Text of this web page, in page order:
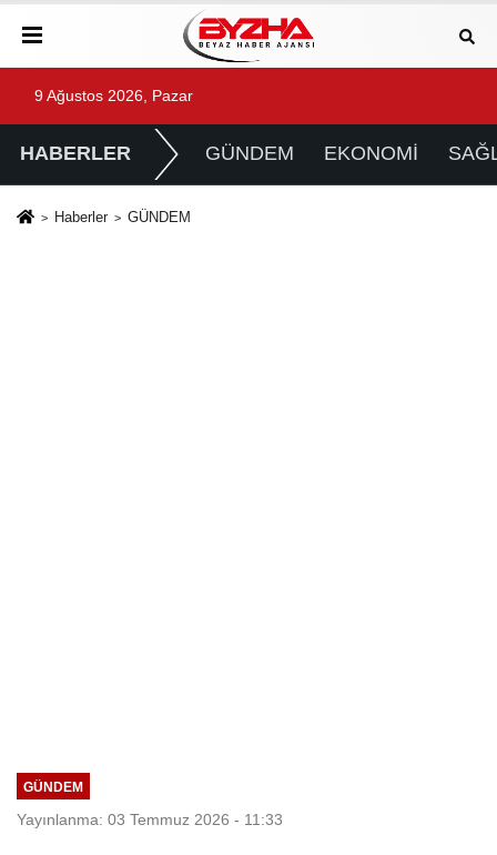
9 Ağustos 2026, Pazar
HABERLER GÜNDEM EKONOMİ
Haberler GÜNDEM
GÜNDEM
Yayınlanma: 03 Temmuz 2026 - 11:33